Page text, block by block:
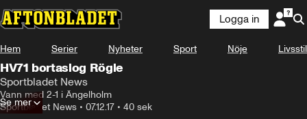
Logga in
Hem Serier Nyheter Sport Nöje Livsstil
HV71 bortaslog Rögle
Sportbladet News
Vann med 2-1 i Ängelholm
Sportbladet News • 07.12.17 • 40 sek
Se mer